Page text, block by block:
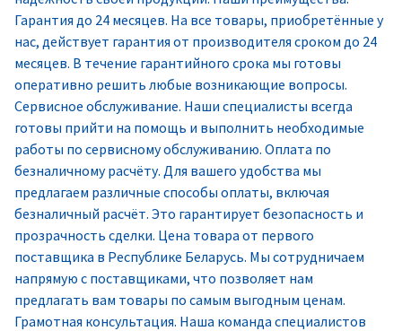
Гарантия до 24 месяцев. На все товары, приобретённые у
нас, действует гарантия от производителя сроком до 24
месяцев. В течение гарантийного срока мы готовы
оперативно решить любые возникающие вопросы.
Сервисное обслуживание. Наши специалисты всегда
готовы прийти на помощь и выполнить необходимые
работы по сервисному обслуживанию. Оплата по
безналичному расчёту. Для вашего удобства мы
предлагаем различные способы оплаты, включая
безналичный расчёт. Это гарантирует безопасность и
прозрачность сделки. Цена товара от первого
поставщика в Республике Беларусь. Мы сотрудничаем
напрямую с поставщиками, что позволяет нам
предлагать вам товары по самым выгодным ценам.
Грамотная консультация. Наша команда специалистов